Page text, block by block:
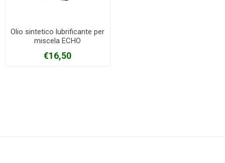
Olio sintetico lubrificante per
miscela ECHO
€16,50